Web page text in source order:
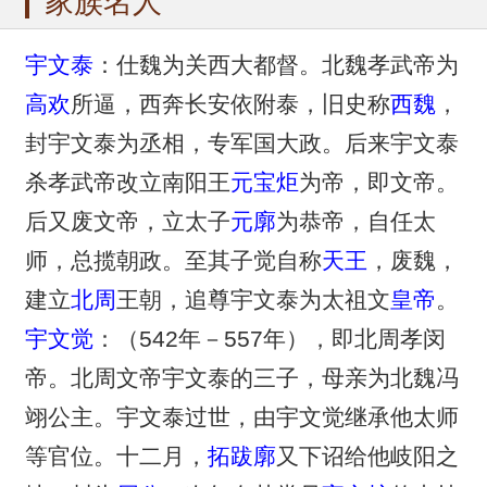
宇文泰 ：仕魏为关西大都督。北魏孝武帝为
高欢所逼，西奔长安依附泰，旧史称西魏 ，
封宇文泰为丞相，专军国大政。后来宇文泰
杀孝武帝改立南阳王元宝炬为帝，即文帝。
后又废文帝，立太子元廓为恭帝，自任太
师，总揽朝政。至其子觉自称天王 ，废魏，
建立北周王朝，追尊宇文泰为太祖文皇帝。
宇文觉：（542年－557年），即北周孝闵
帝。北周文帝宇文泰的三子，母亲为北魏冯
翊公主。宇文泰过世，由宇文觉继承他太师
等官位。十二月， 拓跋廓又下诏给他岐阳之